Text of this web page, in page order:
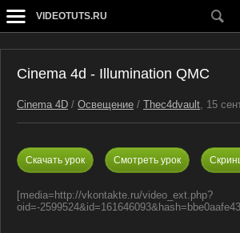
VIDEOTUTS.RU
Cinema 4d - Illumination QMC
Cinema 4D / Освещение / Thec4dvault, 15
Скачать урок Смотреть урок
[media=http://vkontakte.ru/video_ext.php?
oid=-